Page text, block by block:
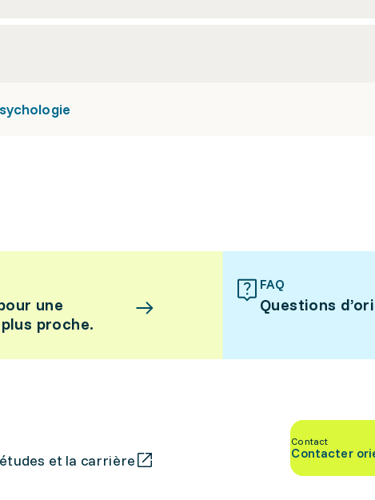
une
proche.
FAQ
Questions
et la carrière
Contact
Contacter